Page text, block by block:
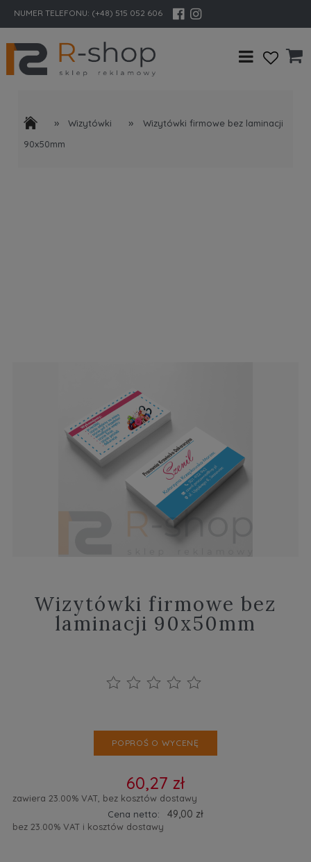
NUMER TELEFONU: (+48) 515 052 606
» Wizytówki »
Wizytówki firmowe bez laminacji
90x50mm
Wizytówki firmowe bez
laminacji 90x50mm
POPROŚ O WYCENĘ
60,27 zł
zawiera 23.00% VAT, bez kosztów dostawy
Cena netto:
49,00 zł
bez 23.00% VAT i kosztów dostawy